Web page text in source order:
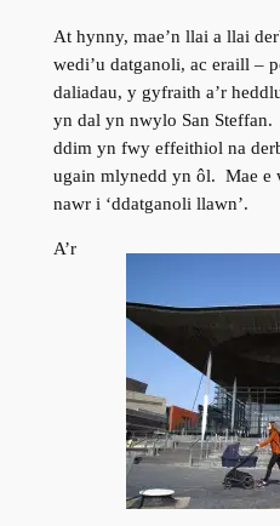
At hynny, mae’n llai a llai
wedi’u datganoli, ac eraill –
daliadau, y gyfraith a’r
yn dal yn nwylo San Steffan.
ddim yn fwy effeithiol na
ugain mlynedd yn ôl. Mae e
nawr i ‘ddatganoli llawn’.
A’r